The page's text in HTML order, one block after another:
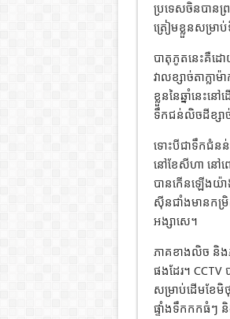
ប្រទេសចិនបាន
ត្រៀមខ្លួនសម្រាប់
បាតុភូតនេះគឺដោ
វាលខ្សាច់តាក្ល
ខ្លួននៃឆ្នាំនេះន
ទឹកជន់លិចដីខ្សា
ទោះបីជាទឹកជំនន់
នៅខែសីហា នៅ
បានកើនឡើងយ៉
ស៊ីនជាំងមានកម្
អង្សាសេ។
ភាគខាងលិច និង
ផងដែរ។ CCTV
សម្រាប់ដើមខែមិថុ
ផ្ទាំងទឹកកកធំៗ